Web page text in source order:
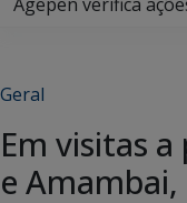
Geral
Em visitas
e